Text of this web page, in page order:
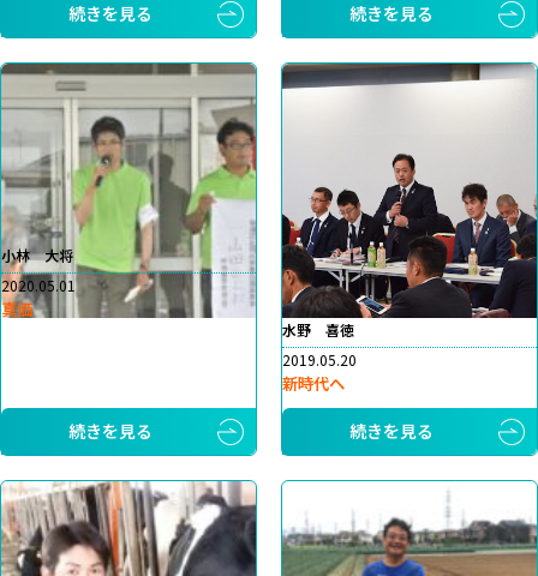
続きを見る
続きを見る
小林 大将
2020.05.01
真価
続きを見る
水野 喜徳
2019.05.20
新時代へ
続きを見る